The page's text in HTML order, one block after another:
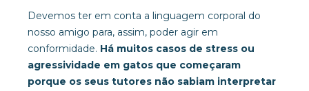
Devemos ter em conta a linguagem corporal do
nosso amigo para, assim, poder agir em
conformidade. Há muitos casos de stress ou
agressividade em gatos que começaram
porque os seus tutores não sabiam interpretar